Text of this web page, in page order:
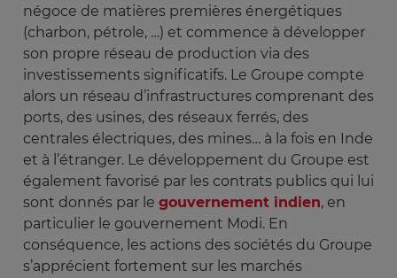
négoce de matières premières énergétiques
(charbon, pétrole, …) et commence à développer
son propre réseau de production via des
investissements significatifs. Le Groupe compte
alors un réseau d’infrastructures comprenant des
ports, des usines, des réseaux ferrés, des
centrales électriques, des mines… à la fois en Inde
et à l’étranger. Le développement du Groupe est
également favorisé par les contrats publics qui lui
sont donnés par le gouvernement indien, en
particulier le gouvernement Modi. En
conséquence, les actions des sociétés du Groupe
s’apprécient fortement sur les marchés